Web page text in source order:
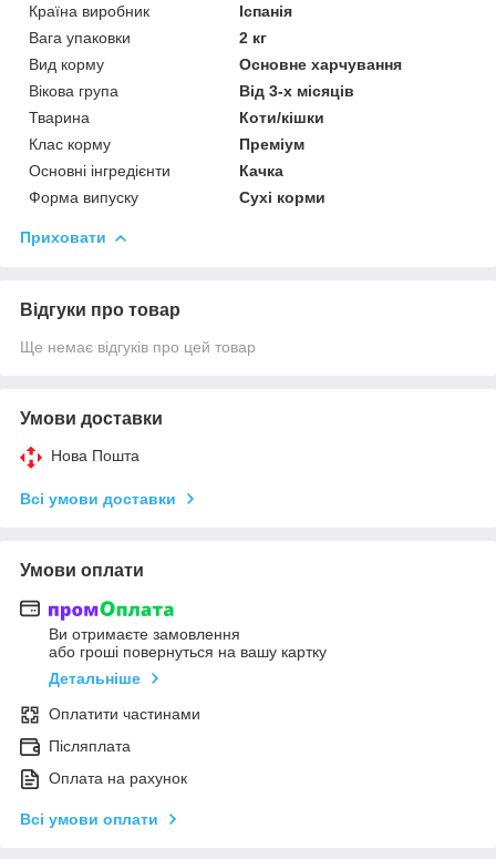
Країна виробник
Іспанія
Вага упаковки
2 кг
Вид корму
Основне харчування
Вікова група
Від 3-х місяців
Тварина
Коти/кішки
Клас корму
Преміум
Основні інгредієнти
Качка
Форма випуску
Сухі корми
Приховати
Відгуки про товар
Ще немає відгуків про цей товар
Умови доставки
Нова Пошта
Всі умови доставки
Умови оплати
Ви отримаєте замовлення
або гроші повернуться на вашу картку
Детальніше
Оплатити частинами
Післяплата
Оплата на рахунок
Всі умови оплати